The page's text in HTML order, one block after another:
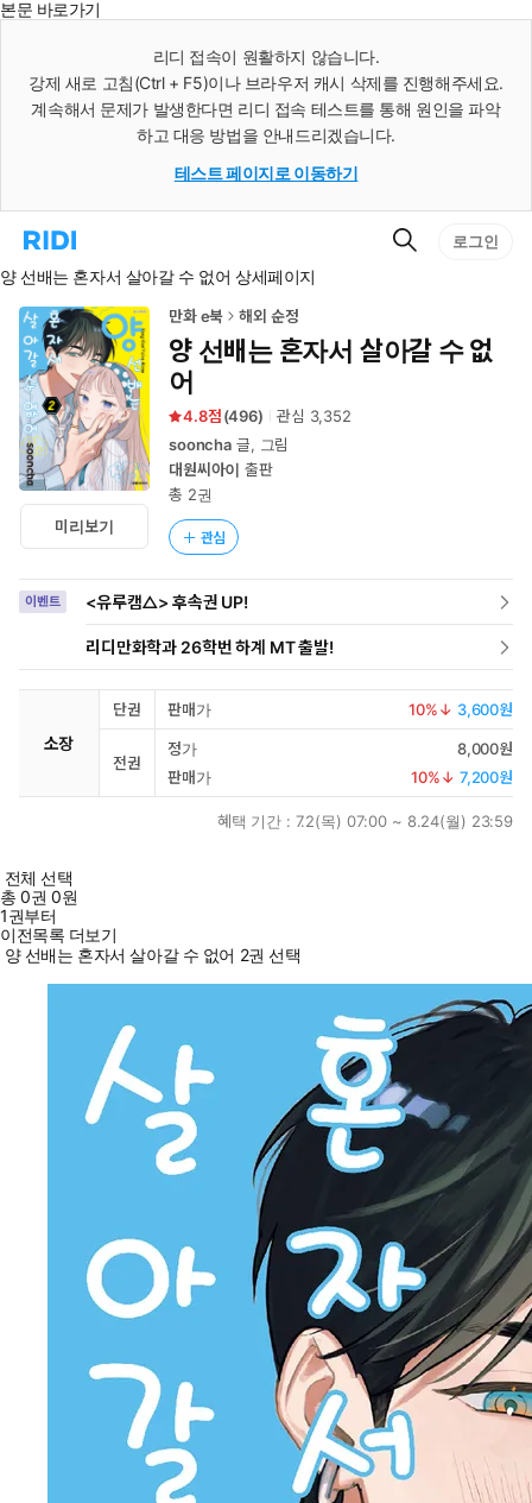
본문 바로가기
리디 접속이 원활하지 않습니다.
강제 새로 고침(Ctrl + F5)이나 브라우저 캐시 삭제를 진행해주세요.
계속해서 문제가 발생한다면 리디 접속 테스트를 통해 원인을 파악
하고 대응 방법을 안내드리겠습니다.
테스트 페이지로 이동하기
리
홈
로
이
동
검
로그인
양 선배는 혼자서 살아갈 수 없어 상세페이지
미리보기
만화 e북 해외 순정
양 선배는 혼자서 살아갈 수 없
어
4.8 (496) 관심 3,352
sooncha 글, 그림
대원씨아이 출판
총 2권
관심
이벤트 <유루캠△> 후속권 UP!
리디만화학과 26학번 하계 MT 출발!
소장
단권 판매가 10%↓ 3,600원
전권
정가
8,000원
판매가
10%↓ 7,200원
혜택 기간 : 7.2(목) 07:00 ~ 8.24(월) 23:59
전체 선택
총0권 0원
1권부터
이전목록 더보기
양 선배는 혼자서 살아갈 수 없어 2권 선택